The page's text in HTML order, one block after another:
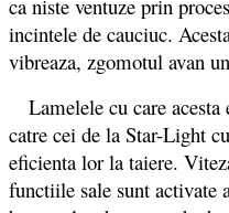
ca niste ventuze prin
incintele de cauciuc.
vibreaza, zgomotul avan
Lamelele cu care
catre cei de la Star-Light
eficienta lor la taiere.
functiile sale sunt activate